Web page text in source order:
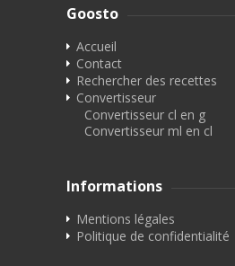
Goosto
Accueil
Contact
Rechercher des recettes
Convertisseur
Convertisseur cl en g
Convertisseur ml en cl
Informations
Mentions légales
Politique de confidentialité